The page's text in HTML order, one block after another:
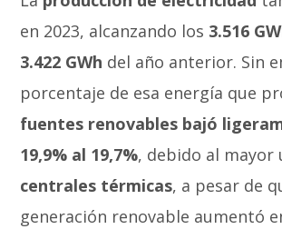
en 2023, alcanzando los 3.516
3.422 GWh del año anterior. Sin
porcentaje de esa energía que
fuentes renovables bajó
19,9% al 19,7%, debido al mayor
centrales térmicas, a pesar de
generación renovable aumentó